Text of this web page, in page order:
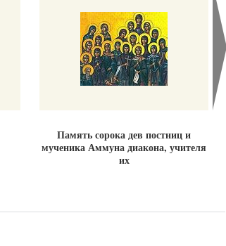
Память сорока дев постниц и
мученика Аммуна диакона, учителя
их